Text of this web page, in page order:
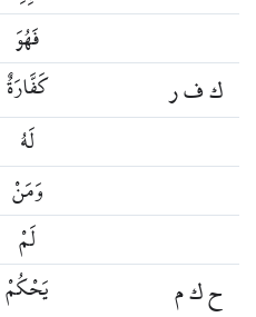
فَهُوَ
كَفَّارَةٌ ك ف ر
لَهُ
وَمَنْ
لَمْ
يَحْكُمْ ح ك م